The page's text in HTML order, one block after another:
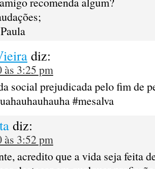
diz:
às 3:25 pm
social prejudicada pelo fim de
#mesalva
diz:
às 3:52 pm
acredito que a vida seja feita